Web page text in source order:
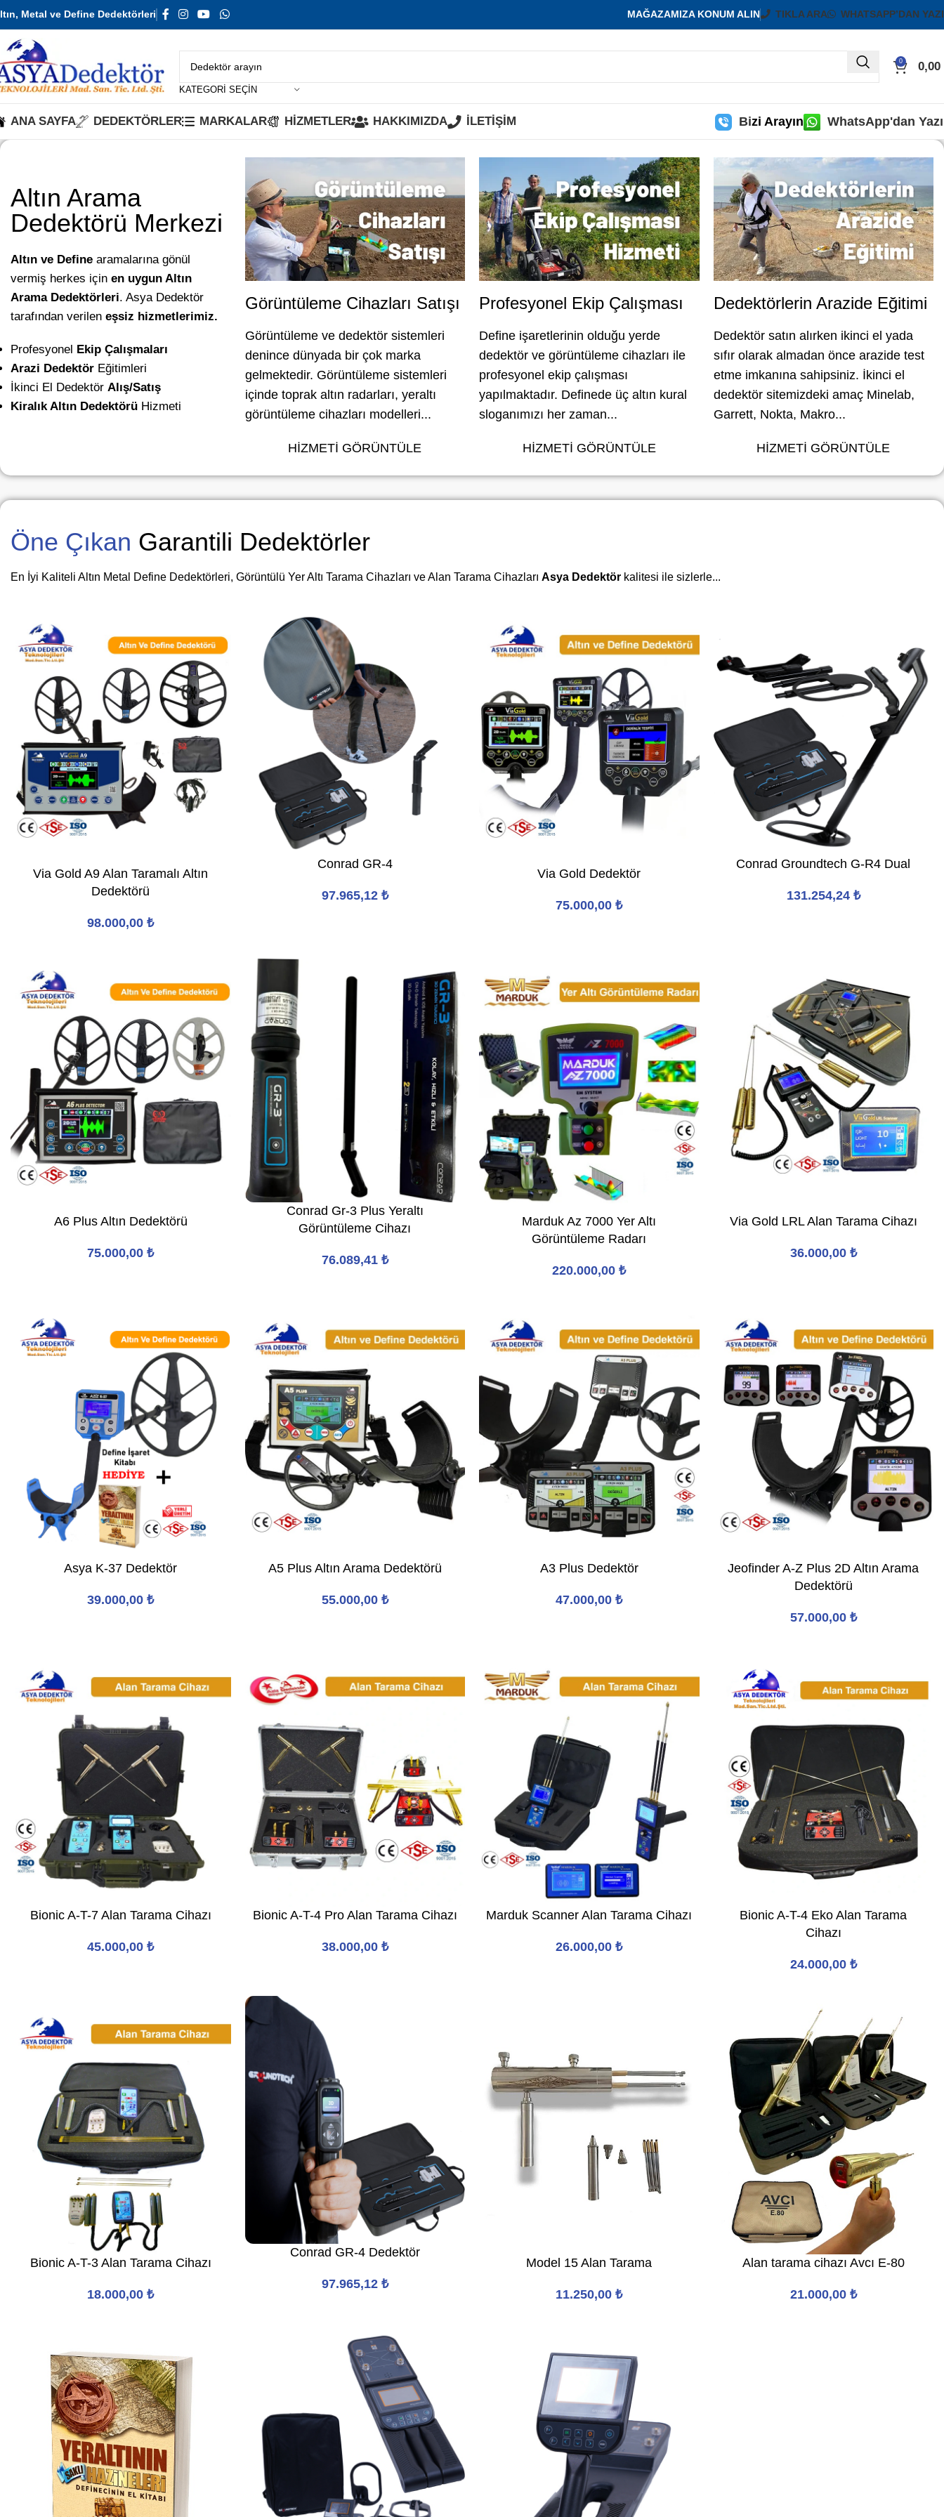
Metal ve Define Dedektörleri MAĞAZAMIZA KONUM ALIN TIKLA ARA WHATSAPP’DAN
KATEGORI SEÇIN
0 0,00
ANA SAYFA DEDEKTÖRLER MARKALAR HİZMETLER HAKKIMIZDA İLETİŞİM Bizi Arayın WhatsApp'dan
Altın Arama
Dedektörü Merkezi
Altın ve Define aramalarına gönül
vermiş herkes için en uygun Altın
Arama Dedektörleri. Asya Dedektör
tarafından verilen eşsiz hizmetlerimiz.
Profesyonel Ekip Çalışmaları
Arazi Dedektör Eğitimleri
İkinci El Dedektör Alış/Satış
Kiralık Altın Dedektörü Hizmeti
Görüntüleme Cihazları Satışı
Görüntüleme ve dedektör sistemleri
denince dünyada bir çok marka
gelmektedir. Görüntüleme sistemleri
içinde toprak altın radarları, yeraltı
görüntüleme cihazları modelleri...
HİZMETİ GÖRÜNTÜLE
Profesyonel Ekip Çalışması
Define işaretlerinin olduğu yerde
dedektör ve görüntüleme cihazları ile
profesyonel ekip çalışması
yapılmaktadır. Definede üç altın kural
sloganımızı her zaman...
HİZMETİ GÖRÜNTÜLE
Dedektörlerin Arazide Eğitimi
Dedektör satın alırken ikinci el yada
sıfır olarak almadan önce arazide test
etme imkanına sahipsiniz. İkinci el
dedektör sitemizdeki amaç Minelab,
Garrett, Nokta, Makro...
HİZMETİ GÖRÜNTÜLE
Öne Çıkan Garantili Dedektörler
En İyi Kaliteli Altın Metal Define Dedektörleri, Görüntülü Yer Altı Tarama Cihazları ve Alan Tarama Cihazları Asya Dedektör kalitesi ile sizlerle...
Via Gold A9 Alan Taramalı Altın
Dedektörü
98.000,00₺
Conrad GR-4
97.965,12 ₺
Via Gold Dedektör
75.000,00₺
Conrad Groundtech G-R4 Dual
131.254,24 ₺
A6 Plus Altın Dedektörü
75.000,00₺
Conrad Gr-3 Plus Yeraltı
Görüntüleme Cihazı
76.089,41 ₺
Marduk Az 7000 Yer Altı
Görüntüleme Radarı
220.000,00₺
Via Gold LRL Alan Tarama Cihazı
36.000,00 ₺
Asya K-37 Dedektör
39.000,00₺
A5 Plus Altın Arama Dedektörü
55.000,00 ₺
A3 Plus Dedektör
47.000,00₺
Jeofinder A-Z Plus 2D Altın Arama
Dedektörü
57.000,00 ₺
Bionic A-T-7 Alan Tarama Cihazı
45.000,00₺
Bionic A-T-4 Pro Alan Tarama Cihazı
38.000,00 ₺
Marduk Scanner Alan Tarama Cihazı
26.000,00₺
Bionic A-T-4 Eko Alan Tarama
Cihazı
24.000,00 ₺
Bionic A-T-3 Alan Tarama Cihazı
18.000,00₺
Conrad GR-4 Dedektör
97.965,12 ₺
Model 15 Alan Tarama
11.250,00₺
Alan tarama cihazı Avcı E-80
21.000,00 ₺